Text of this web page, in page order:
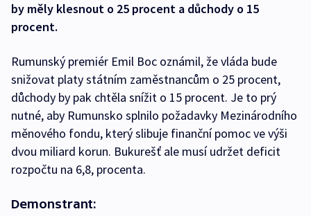
by měly klesnout o 25 procent a důchody o 15
procent.
Rumunský premiér Emil Boc oznámil, že vláda bude
snižovat platy státním zaměstnancům o 25 procent,
důchody by pak chtěla snížit o 15 procent. Je to prý
nutné, aby Rumunsko splnilo požadavky Mezinárodního
měnového fondu, který slibuje finanční pomoc ve výši
dvou miliard korun. Bukurešť ale musí udržet deficit
rozpočtu na 6,8, procenta.
Demonstrant: